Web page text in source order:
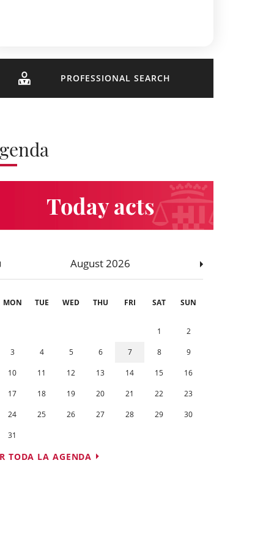
PROFESSIONAL SEARCH
Today acts
August 2026
MON TUE WED THU FRI SAT SUN
1
2
3
4 5 6 7 8
9
10
11 12 13 14 15
16
17
18 19 20 21 22
23
24
25 26 27 28 29
30
31
TODA LA AGENDA